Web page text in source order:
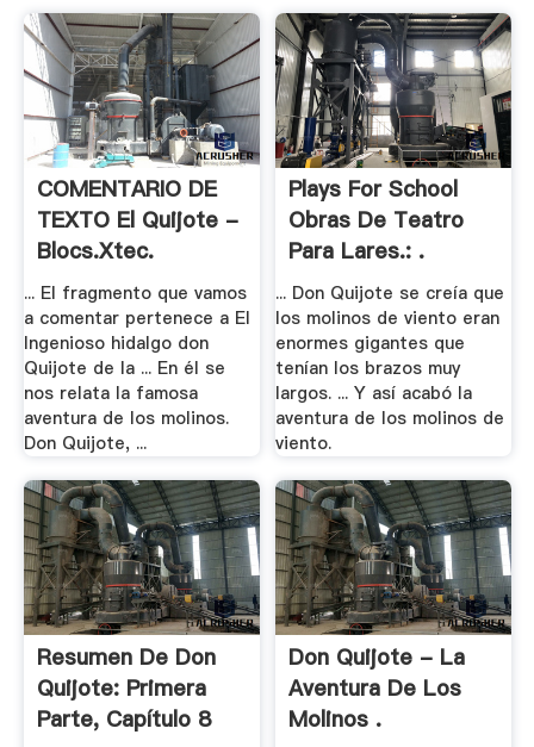
COMENTARIO DE
TEXTO El Quijote -
Blocs.xtec.
... El fragmento que vamos
a comentar pertenece a El
Ingenioso hidalgo don
Quijote de la ... En él se
nos relata la famosa
aventura de los molinos.
Don Quijote, ...
Plays For School
Obras De Teatro
Para Lares.: .
... Don Quijote se creía que
los molinos de viento eran
enormes gigantes que
tenían los brazos muy
largos. ... Y así acabó la
aventura de los molinos de
viento.
Resumen De Don
Quijote: Primera
Parte, Capítulo 8
Don Quijote - La
Aventura De Los
Molinos .